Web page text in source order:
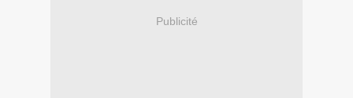
Publicité